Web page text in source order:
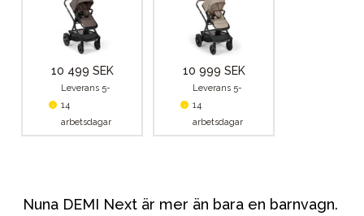
10 499 SEK
Leverans 5-
14
arbetsdagar
10 999 SEK
Leverans 5-
14
arbetsdagar
Nuna DEMI Next är mer än bara en barnvagn.